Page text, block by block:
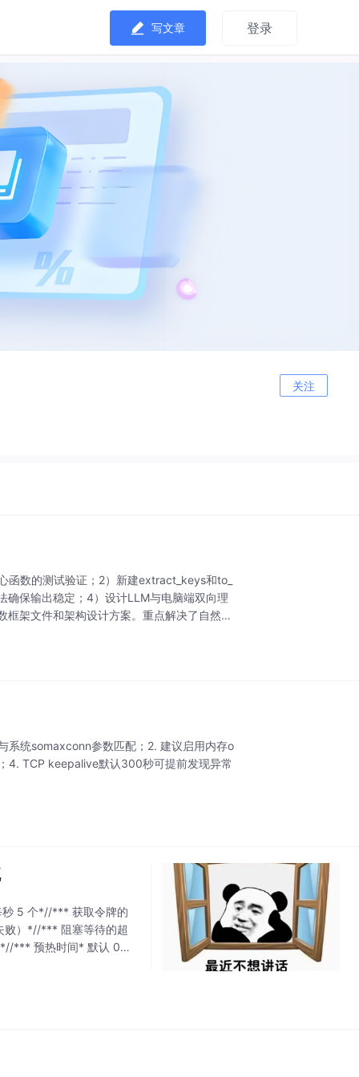
写文章 登录
关注
数的测试验证；2）新建extract_keys和to_
保输出稳定；4）设计LLM与电脑端双向理
架文件和架构设计方案。重点解决了自然语
系统somaxconn参数匹配；2. 建议启用内存o
4. TCP keepalive默认300秒可提前发现异常
秒 5 个*//*** 获取令牌的
败）*//*** 阻塞等待的超
*** 预热时间* 默认 0